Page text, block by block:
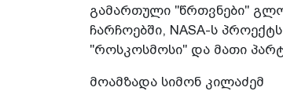
გამართული "წრთვნები"
ჩარჩოებში, NASA-ს
"როსკოსმოსი" და მათი
მოამზადა სიმონ კილაძემ